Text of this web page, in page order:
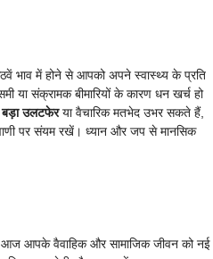
भाव में होने से आपको अपने स्वास्थ्य के प्रति
या संक्रामक बीमारियों के कारण धन खर्च हो
बड़ा उलटफेरया वैचारिक मतभेद उभर सकते हैं,
पर संयम रखें। ध्यान और जप से मानसिक
आज आपके वैवाहिक और सामाजिक जीवन को नई